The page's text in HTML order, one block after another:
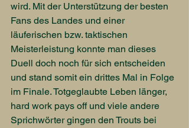
wird. Mit der Unterstützung der besten
Fans des Landes und einer
läuferischen bzw. taktischen
Meisterleistung konnte man dieses
Duell doch noch für sich entscheiden
und stand somit ein drittes Mal in Folge
im Finale. Totgeglaubte Leben länger,
hard work pays off und viele andere
Sprichwörter gingen den Trouts bei